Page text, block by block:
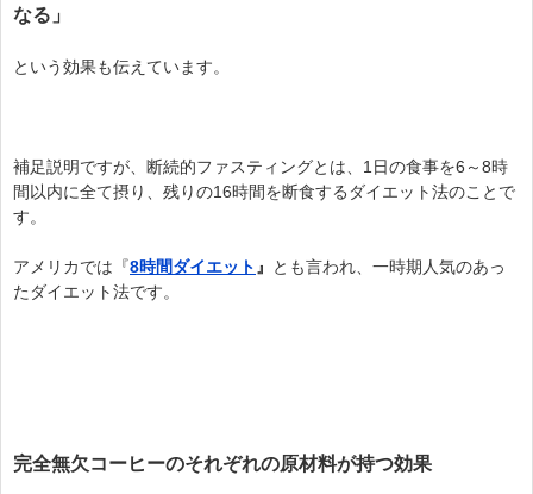
なる」
という効果も伝えています。
補足説明ですが、断続的ファスティングとは、1日の食事を6～8時
間以内に全て摂り、残りの16時間を断食するダイエット法のことで
す。
アメリカでは『8時間ダイエット 』
とも言われ、一時期人気のあっ
たダイエット法です。
完全無欠コーヒーのそれぞれの原材料が持つ効果